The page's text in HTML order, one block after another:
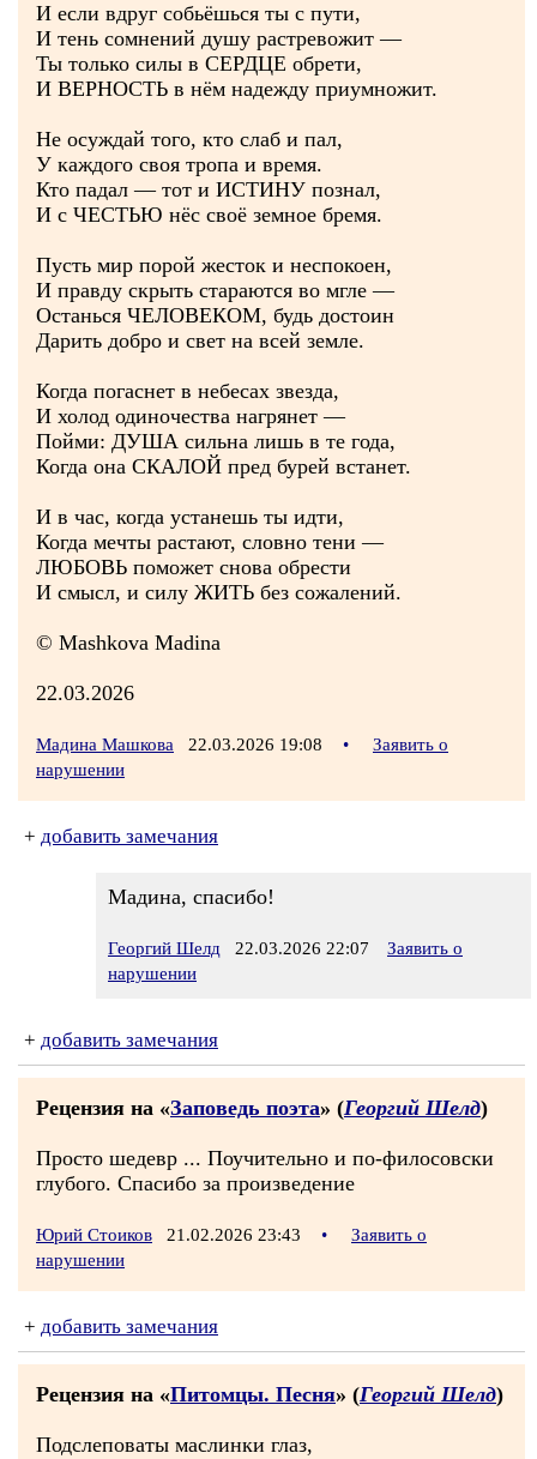
И если вдруг собьёшься ты с пути,
И тень сомнений душу растревожит —
Ты только силы в СЕРДЦЕ обрети,
И ВЕРНОСТЬ в нём надежду приумножит.
Не осуждай того, кто слаб и пал,
У каждого своя тропа и время.
Кто падал — тот и ИСТИНУ познал,
И с ЧЕСТЬЮ нёс своё земное бремя.
Пусть мир порой жесток и неспокоен,
И правду скрыть стараются во мгле —
Останься ЧЕЛОВЕКОМ, будь достоин
Дарить добро и свет на всей земле.
Когда погаснет в небесах звезда,
И холод одиночества нагрянет —
Пойми: ДУША сильна лишь в те года,
Когда она СКАЛОЙ пред бурей встанет.
И в час, когда устанешь ты идти,
Когда мечты растают, словно тени —
ЛЮБОВЬ поможет снова обрести
И смысл, и силу ЖИТЬ без сожалений.
© Mashkova Madina
22.03.2026
Мадина Машкова 22.03.2026 19:08 •
Заявить о
нарушении
+ добавить замечания
Мадина, спасибо!
Георгий Шелд 22.03.2026 22:07
Заявить о
нарушении
+ добавить замечания
Рецензия на «Заповедь поэта» (Георгий Шелд)
Просто шедевр ... Поучительно и по-филосовски
глубого. Спасибо за произведение
Юрий Стоиков 21.02.2026 23:43 •
Заявить о
нарушении
+ добавить замечания
Рецензия на «Питомцы. Песня» (Георгий Шелд)
Подслеповаты маслинки глаз,